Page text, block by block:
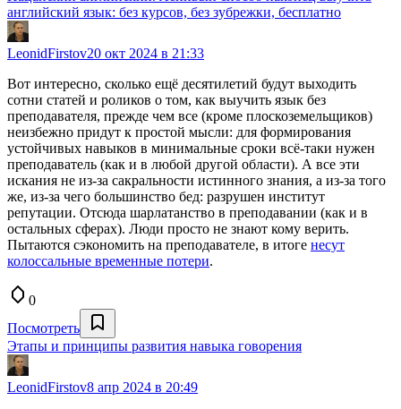
английский язык: без курсов, без зубрежки, бесплатно
LeonidFirstov20 окт 2024 в 21:33
Вот интересно, сколько ещё десятилетий будут выходить
сотни статей и роликов о том, как выучить язык без
преподавателя, прежде чем все (кроме плоскоземельщиков)
неизбежно придут к простой мысли: для формирования
устойчивых навыков в минимальные сроки всё-таки нужен
преподаватель (как и в любой другой области). А все эти
искания не из-за сакральности истинного знания, а из-за того
же, из-за чего большинство бед: разрушен институт
репутации. Отсюда шарлатанство в преподавании (как и в
остальных сферах). Люди просто не знают кому верить.
Пытаются сэкономить на преподавателе, в итоге несут
колоссальные временные потери.
0
Посмотреть
Этапы и принципы развития навыка говорения
LeonidFirstov8 апр 2024 в 20:49